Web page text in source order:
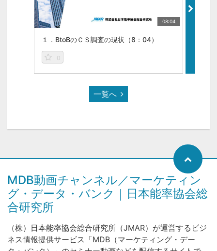
08:04
１．BtoBのＣＳ調査の現状（8：04）
0
一覧へ
MDB動画チャンネル／マーケティン
グ・データ・バンク｜日本能率協会総
合研究所
（株）日本能率協会総合研究所（JMAR）が運営するビジ
ネス情報提供サービス「MDB（マーケティング・デー